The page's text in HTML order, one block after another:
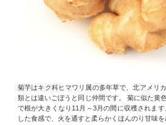
菊芋はキク科ヒマワリ属の多年草で、北アメリ
類とは違いごぼうと同じ仲間です。 菊に似た黄
で根が大きくなり11月～3月の間に収穫されま
した食感で、火を通すと柔らかくほんのり甘味を